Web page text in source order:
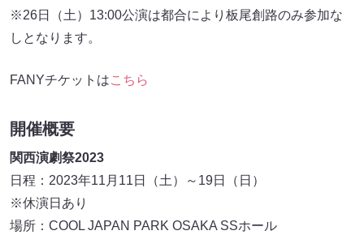
※26日（土）13:00公演は都合により板尾創路のみ参加な
しとなります。
FANYチケットはこちら
開催概要
関西演劇祭2023
日程：2023年11月11日（土）～19日（日）
※休演日あり
場所：COOL JAPAN PARK OSAKA SSホール